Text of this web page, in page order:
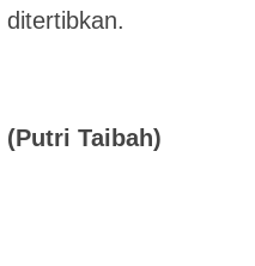
ditertibkan.
(Putri Taibah)